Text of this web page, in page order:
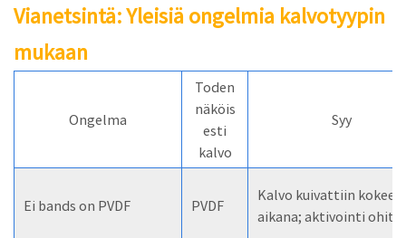
Vianetsintä: Yleisiä ongelmia kalvotyypin
mukaan
Ongelma
Toden
näköis
esti
kalvo
Syy
Ei bands on PVDF PVDF
Kalvo kuivattiin kokeen
aikana; aktivointi